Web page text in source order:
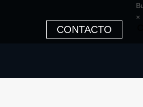
CONTACTO
×